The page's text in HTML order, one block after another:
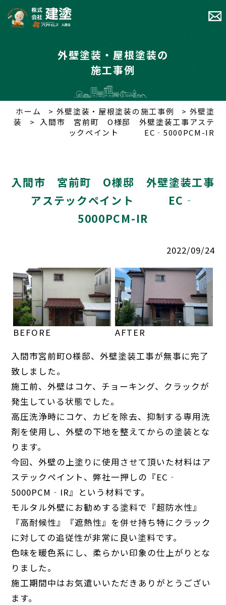
外壁塗装・屋根塗装の
施工事例
ホーム 外壁塗装・屋根塗装の施工事例
外壁塗
装
入間市 宮前町 O様邸 外壁塗装工事アステ
ックペイント EC‐5000PCM-IR
入間市 宮前町 O様邸 外壁塗装工事
アステックペイント EC‐
5000PCM-IR
2022/09/24
BEFORE
AFTER
入間市宮前町O様邸、外壁塗装工事が無事に完了
致しました。
施工前、外壁はコケ、チョーキング、クラックが
発生している状態でした。
高圧洗浄時にコケ、カビを除去、抑制する専用洗
剤を使用し、外壁の下地を整えてからの塗装とな
ります。
今回、外壁の上塗りに使用させて頂いた材料はア
ステックペイント、弊社一押しの『EC‐
5000PCM‐IR』という材料です。
モルタル外壁にお勧めする塗料で『超防水性』
『高耐候性』『遮熱性』を併せ持ち特にクラック
に対しての追従性が非常に良い塗料です。
色味を暖色系にし、柔らかい印象の仕上がりとな
りました。
施工期間中はお気遣いいただきありがとうござい
ます。